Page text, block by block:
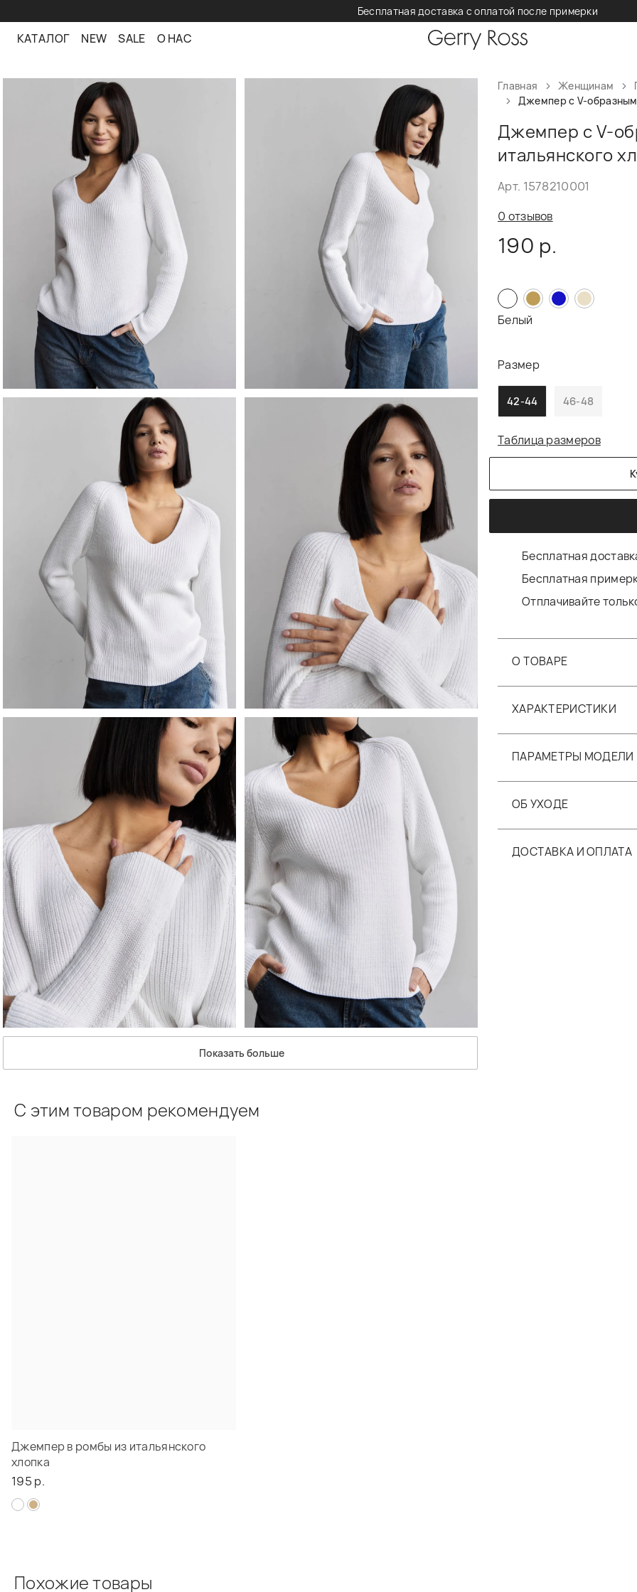
Бесплатная доставка с оплатой после примерки
КАТАЛОГ NEW SALE О НАС
Показать больше
Главная Женщинам
Джемпер с V-образным
Джемпер с V-
итальянского
Арт. 1578210001
0 отзывов
190 р.
Белый
Размер
42-44 46-48
Таблица размеров
Бесплатная
Бесплатная
Отплачивайте
О ТОВАРЕ
ХАРАКТЕРИСТИКИ
ПАРАМЕТРЫ МОДЕЛИ
ОБ УХОДЕ
ДОСТАВКА И ОПЛАТА
С этим товаром рекомендуем
Джемпер в ромбы из итальянского
хлопка
195 р.
Похожие товары